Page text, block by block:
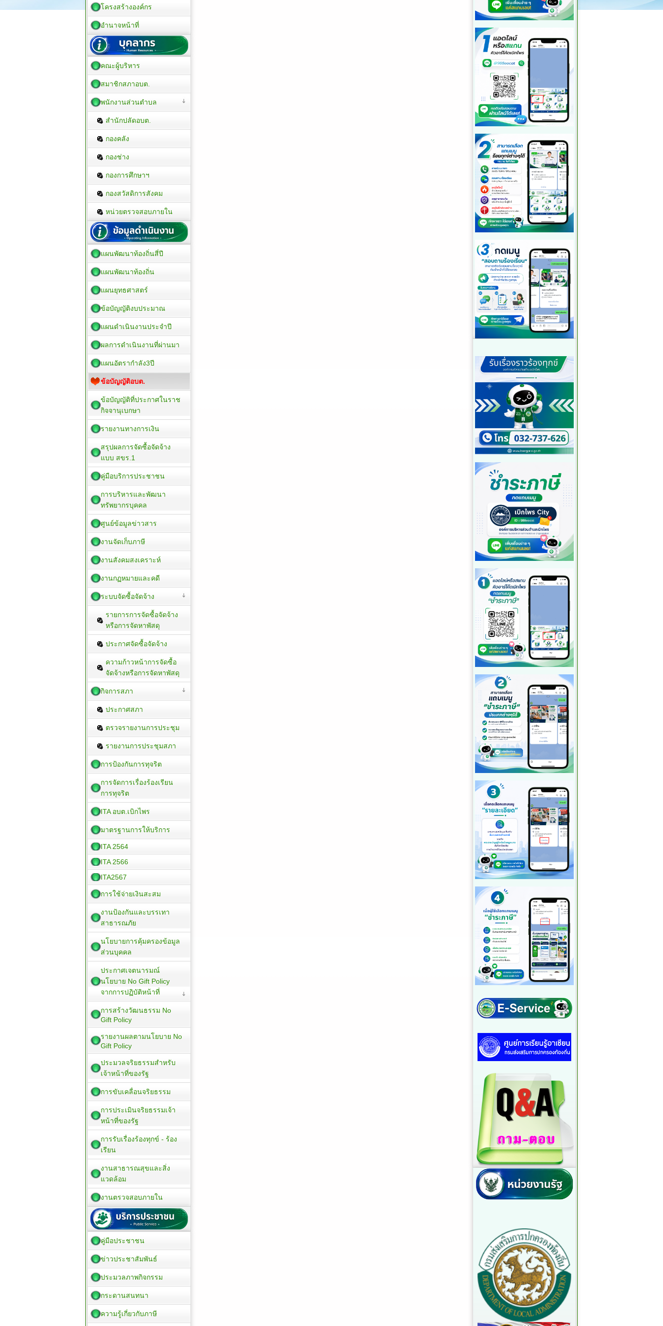
โครงสร้างองค์กร
อำนาจหน้าที่
คณะผู้บริหาร
สมาชิกสภาอบต.
พนักงานส่วนตำบล
สำนักปลัดอบต.
กองคลัง
กองช่าง
กองการศึกษาฯ
กองสวัสดิการสังคม
หน่วยตรวจสอบภายใน
แผนพัฒนาท้องถิ่นสี่ปี
แผนพัฒนาท้องถิ่น
แผนยุทธศาสตร์
ข้อบัญญัติงบประมาณ
แผนดำเนินงานประจำปี
ผลการดำเนินงานที่ผ่านมา
แผนอัตรากำลัง3ปี
ข้อบัญญัติอบต.
ข้อบัญญัติที่ประกาศในราช
กิจจานุเบกษา
รายงานทางการเงิน
สรุปผลการจัดซื้อจัดจ้าง
แบบ สขร.1
คู่มือบริการประชาชน
การบริหารและพัฒนา
ทรัพยากรบุคคล
ศูนย์ข้อมูลข่าวสาร
งานจัดเก็บภาษี
งานสังคมสงเคราะห์
งานกฏหมายและคดี
ระบบจัดซื้อจัดจ้าง
รายการการจัดซื้อจัดจ้าง
หรือการจัดหาพัสดุ
ประกาศจัดซื้อจัดจ้าง
ความก้าวหน้าการจัดซื้อ
จัดจ้างหรือการจัดหาพัสดุ
กิจการสภา
ประกาศสภา
ตรวจรายงานการประชุม
รายงานการประชุมสภา
การป้องกันการทุจริต
การจัดการเรื่องร้องเรียน
การทุจริต
ITA อบต.เบิกไพร
มาตรฐานการให้บริการ
ITA 2564
ITA 2566
ITA2567
การใช้จ่ายเงินสะสม
งานป้องกันและบรรเทา
สาธารณภัย
นโยบายการคุ้มครองข้อมูล
ส่วนบุคคล
ประกาศเจตนารมณ์
นโยบาย No Gift Policy
จากการปฏิบัติหน้าที่
การสร้างวัฒนธรรม No
Gift Policy
รายงานผลตามนโยบาย No
Gift Policy
ประมวลจริยธรรมสำหรับ
เจ้าหน้าที่ของรัฐ
การขับเคลื่อนจริยธรรม
การประเมินจริยธรรมเจ้า
หน้าที่ของรัฐ
การรับเรื่องร้องทุกข์ - ร้อง
เรียน
งานสาธารณสุขและสิ่ง
แวดล้อม
งานตรวจสอบภายใน
คู่มือประชาชน
ข่าวประชาสัมพันธ์
ประมวลภาพกิจกรรม
กระดานสนทนา
ความรู้เกี่ยวกับภาษี